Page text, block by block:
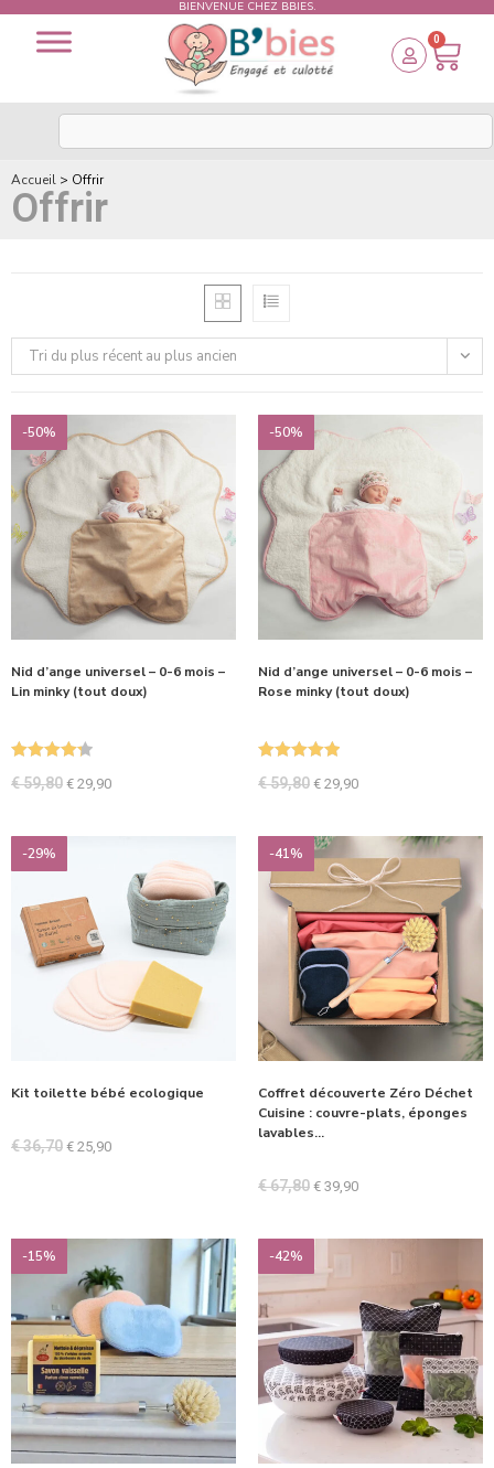
BIENVENUE CHEZ BBIES.
0
Accueil > Offrir
Offrir
Tri du plus récent au plus ancien
-50%
Nid d’ange universel – 0-6 mois –
Lin minky (tout doux)
€59,80 € 29,90
-50%
Nid d’ange universel – 0-6 mois –
Rose minky (tout doux)
€59,80 € 29,90
-29%
Kit toilette bébé ecologique
€36,70 € 25,90
-41%
Coffret découverte Zéro Déchet
Cuisine : couvre-plats, éponges
lavables…
€67,80 € 39,90
-15% -42%